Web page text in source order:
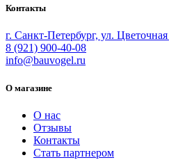
Контакты
г. Санкт-Петербург, ул.
8 (921) 900-40-08
info@bauvogel.ru
О магазине
О нас
Отзывы
Контакты
Стать партнером